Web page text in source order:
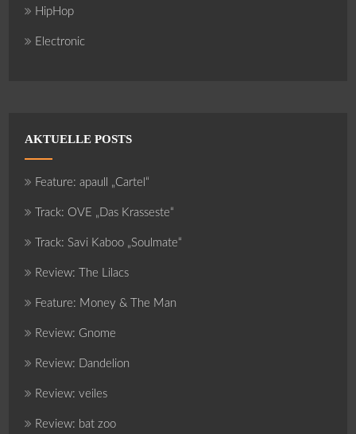
HipHop
Electronic
AKTUELLE POSTS
Feature: apaull „Cartel“
Track: OVE „Das Krasseste“
Track: Savi Kaboo „Soulmate“
Review: The Lilacs
Feature: Money & The Man
Review: Gnome
Review: Dandelion
Review: veiles
Review: bat zoo